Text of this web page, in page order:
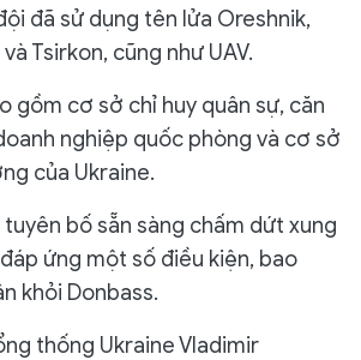
đã sử dụng tên lửa Oreshnik,
Tsirkon, cũng như UAV.
gồm cơ sở chỉ huy quân sự, căn
nghiệp quốc phòng và cơ sở
của Ukraine.
tuyên bố sẵn sàng chấm dứt xung
ứng một số điều kiện, bao
khỏi Donbass.
thống Ukraine Vladimir